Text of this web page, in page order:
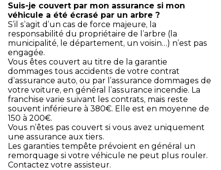
Suis-je couvert par mon assurance si mon
véhicule a été écrasé par un arbre ?
S’il s’agit d’un cas de force majeure, la
responsabilité du propriétaire de l’arbre (la
municipalité, le département, un voisin…) n’est pas
engagée.
Vous êtes couvert au titre de la garantie
dommages tous accidents de votre contrat
d’assurance auto, ou par l’assurance dommages de
votre voiture, en général l’assurance incendie. La
franchise varie suivant les contrats, mais reste
souvent inférieure à 380€. Elle est en moyenne de
150 à 200€.
Vous n’êtes pas couvert si vous avez uniquement
une assurance aux tiers.
Les garanties tempête prévoient en général un
remorquage si votre véhicule ne peut plus rouler.
Contactez votre assisteur.